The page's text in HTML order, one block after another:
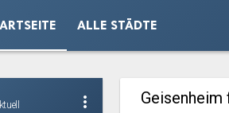
ALLE STÄDTE
more_vert